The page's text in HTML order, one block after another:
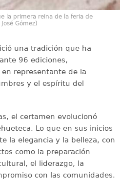
la primera reina de la feria de
Gómez)
una tradición que ha
96 ediciones,
representante de la
y el espíritu del
el certamen evolucionó
Lo que en sus inicios
la elegancia y la belleza, con
como la preparación
el liderazgo, la
con las comunidades.